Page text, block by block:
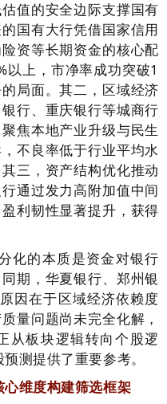
值的安全边际支撑国有
国有大行凭借国家信用
资等长期资金的核心配
上，市净率成功突破1
局面。其二，区域经济
行、重庆银行等城商行
焦本地产业升级与民生
不良率低于行业平均水
三，资产结构优化推动
通过发力高附加值中间
利韧性显著提升，获得
化的本质是资金对银行
期，华夏银行、郑州银
因在于区域经济依赖度
量问题尚未完全化解，
从板块逻辑转向个股逻
测提供了重要参考。
维度构建筛选框架